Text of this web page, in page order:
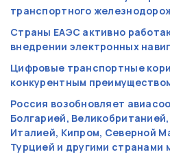
транспортного
Страны ЕАЭС активно
внедрении электронных
Цифровые транспортные
конкурентным
Россия возобновляет
Болгарией,
Италией, Кипром, Северной
Турцией и другими странами